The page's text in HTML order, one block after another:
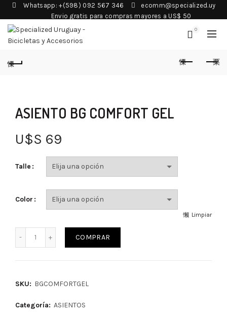
Whatsapp: +(598) 092 567 346
ecomm@specialized.uy
Envio gratis para compras mayores a US$ 50
0
ASIENTO BG COMFORT GEL
U$S 69
Talle
Color
Limpiar
COMPRAR
SKU: BGCOMFORTGEL
Categoría: ASIENTOS